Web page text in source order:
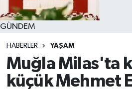
GÜNDEM
HABERLER YAŞAM
Muğla Milas'ta
küçük Mehmet
SPOR
MAGAZİN
YAŞAM
Süper Lig Puan Durumu ve
Tüm Manşetler
Son Dakika Haberleri
Haber Arşivi